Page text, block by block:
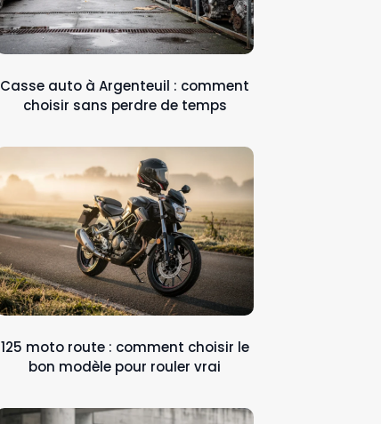
Casse auto à Argenteuil : comment
choisir sans perdre de temps
125 moto route : comment choisir le
bon modèle pour rouler vrai